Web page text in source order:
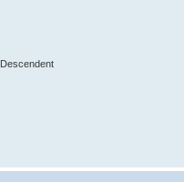
Descendent